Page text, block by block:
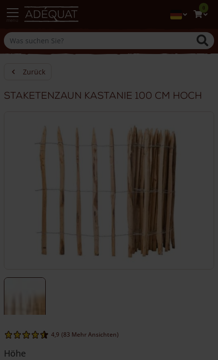
0
Zurück
Staketenzaun Kastanie 100 cm hoch
4,9 (83 Mehr Ansichten)
Höhe